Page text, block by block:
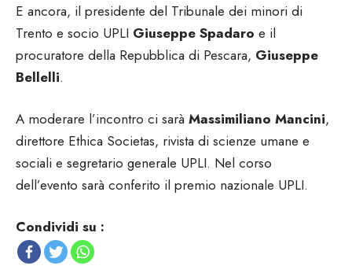
E ancora, il presidente del Tribunale dei minori di
Trento e socio UPLI Giuseppe Spadaro e il
procuratore della Repubblica di Pescara, Giuseppe
Bellelli.
A moderare l’incontro ci sarà Massimiliano Mancini,
direttore Ethica Societas, rivista di scienze umane e
sociali e segretario generale UPLI. Nel corso
dell’evento sarà conferito il premio nazionale UPLI.
Condividi su :